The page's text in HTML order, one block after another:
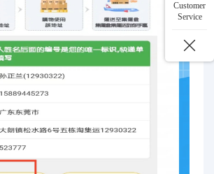
Customer
Service